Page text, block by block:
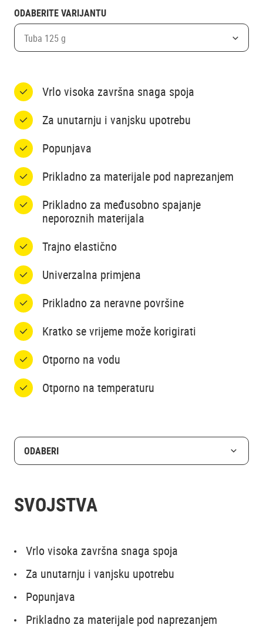
ODABERITE VARIJANTU
Tuba 125 g
Vrlo visoka završna snaga spoja
Za unutarnju i vanjsku upotrebu
Popunjava
Prikladno za materijale pod naprezanjem
Prikladno za međusobno spajanje
neporoznih materijala
Trajno elastično
Univerzalna primjena
Prikladno za neravne površine
Kratko se vrijeme može korigirati
Otporno na vodu
Otporno na temperaturu
ODABERI
SVOJSTVA
Vrlo visoka završna snaga spoja
Za unutarnju i vanjsku upotrebu
Popunjava
Prikladno za materijale pod naprezanjem